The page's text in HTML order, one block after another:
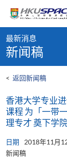
content
content
start
最新消息
新闻稿
< 返回新闻稿
香港大学专业
课程 为「一带
理专才 奠下学
日期
2018年11月
新闻稿